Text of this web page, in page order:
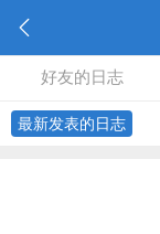
好友的日志
最新发表的日志